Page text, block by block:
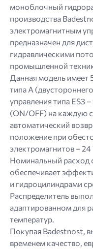
моноблочный
производства
электромагнитным
предназначен для
гидравлическими
промышленной
Данная модель имеет
типа A
управления типа ES3
(ON/OFF) на каждую
автоматический
положение при
электромагнитов –
Номинальный расход
обеспечивает
и гидроцилиндрами
Распределитель
адаптированном для
температур.
Покупая Badestnost,
временем качество,